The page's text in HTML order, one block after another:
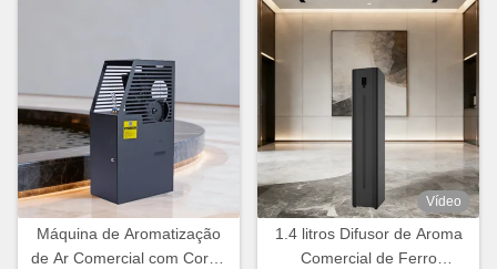
Máquina de Aromatização
de Ar Comercial com Corpo
Vídeo
1.4 litros Difusor de Aroma
Comercial de Ferro